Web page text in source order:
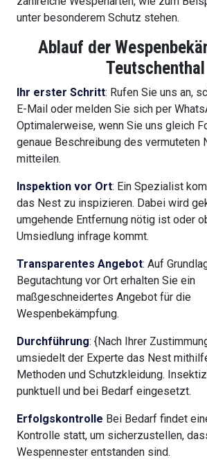
unter besonderem Schutz stehen.
Ablauf der
Teutschenthal
Ihr erster Schritt: Rufen Sie uns an,
E-Mail oder melden Sie sich per
Optimalerweise, wenn Sie uns gleich
genaue Beschreibung des vermuteten
mitteilen.
Inspektion vor Ort: Ein Spezialist
das Nest zu inspizieren. Dabei wird
umgehende Entfernung nötig ist oder
Umsiedlung infrage kommt.
Transparentes Angebot: Auf
Begutachtung vor Ort erhalten Sie ein
maßgeschneidertes Angebot für die
Wespenbekämpfung.
Durchführung: {Nach Ihrer
umsiedelt der Experte das Nest
Methoden und Schutzkleidung.
punktuell und bei Bedarf eingesetzt.
Erfolgskontrolle Bei Bedarf findet
Kontrolle statt, um sicherzustellen,
Wespennester entstanden sind.